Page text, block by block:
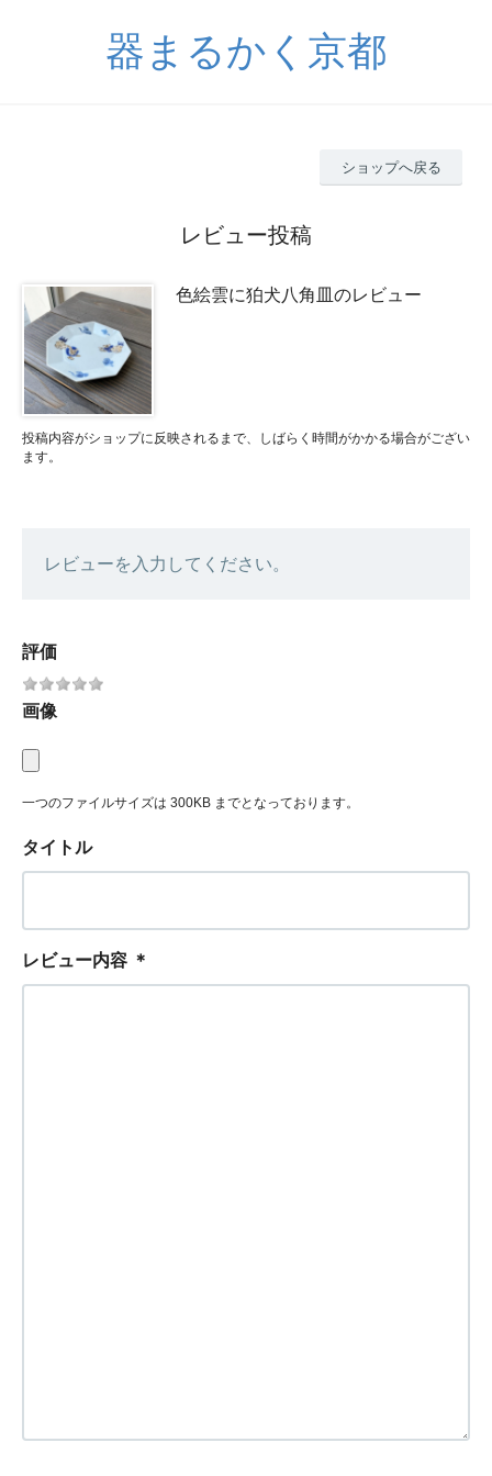
器まるかく京都
ショップへ戻る
レビュー投稿
色絵雲に狛犬八角皿のレビュー
投稿内容がショップに反映されるまで、しばらく時間がかかる場合がござい
ます。
レビューを入力してください。
評価
画像
一つのファイルサイズは 300KB までとなっております。
タイトル
レビュー内容 ＊